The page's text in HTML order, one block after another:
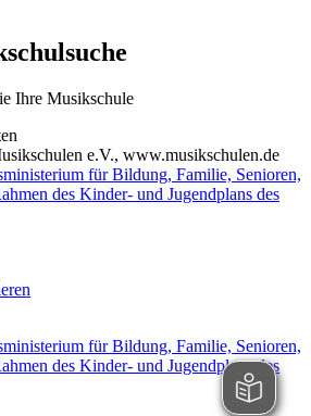
Ihre Musikschule
e.V., www.musikschulen.de